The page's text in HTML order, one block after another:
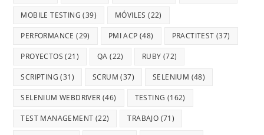
MOBILE TESTING (39) MÓVILES (22)
PERFORMANCE (29) PMI ACP (48) PRACTITEST (37)
PROYECTOS (21) QA (22) RUBY (72)
SCRIPTING (31) SCRUM (37) SELENIUM (48)
SELENIUM WEBDRIVER (46) TESTING (162)
TEST MANAGEMENT (22) TRABAJO (71)